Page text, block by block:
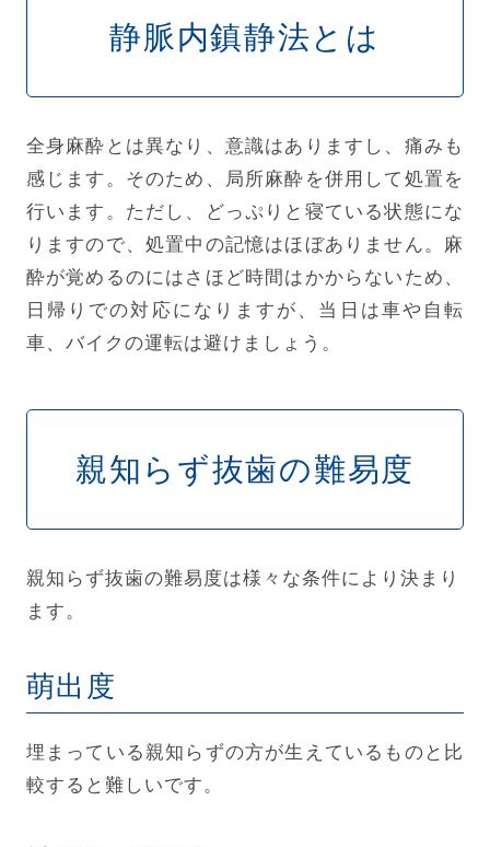
静脈内鎮静法とは
全身麻酔とは異なり、意識はありますし、痛みも
感じます。そのため、局所麻酔を併用して処置を
行います。ただし、どっぷりと寝ている状態にな
りますので、処置中の記憶はほぼありません。麻
酔が覚めるのにはさほど時間はかからないため、
日帰りでの対応になりますが、当日は車や自転
車、バイクの運転は避けましょう。
親知らず抜歯の難易度
親知らず抜歯の難易度は様々な条件により決まり
ます。
萌出度
埋まっている親知らずの方が生えているものと比
較すると難しいです。